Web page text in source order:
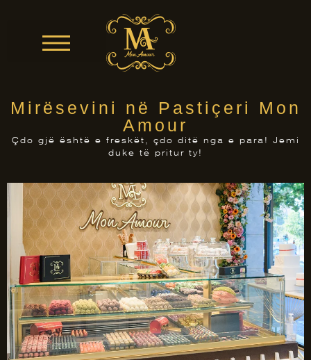
Mirësevini në Pastiçeri Mon
Amour
Çdo gjë është e freskët, çdo ditë nga e para! Jemi
duke të pritur ty!